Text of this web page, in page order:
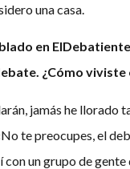
una casa.
en
¿Cómo viviste
jamás he llorado
te preocupes, el
un grupo de